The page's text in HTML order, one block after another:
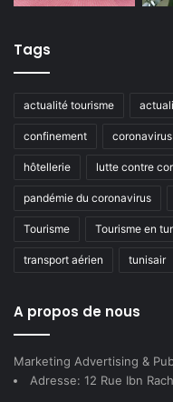
Tags
actualité tourisme
confinement coronavirus
hôtellerie lutte contre
pandémie du coronavirus
Tourisme Tourisme en
transport aérien tunisair
A propos de nous
Marketing Advertising &
Adresse: 12 Rue Ibn